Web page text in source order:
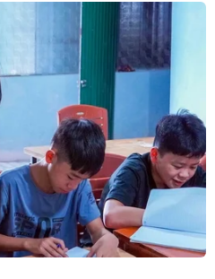
nơi đây, ngày càng
đến nhà thờ. (Ảnh:
(Vietnam+)